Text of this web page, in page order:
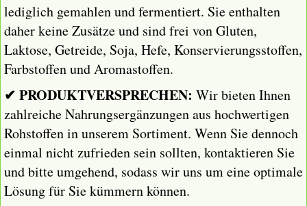
lediglich gemahlen und fermentiert. Sie enthalten
daher keine Zusätze und sind frei von Gluten,
Laktose, Getreide, Soja, Hefe, Konservierungsstoffen,
Farbstoffen und Aromastoffen.
✔ PRODUKTVERSPRECHEN: Wir bieten Ihnen
zahlreiche Nahrungsergänzungen aus hochwertigen
Rohstoffen in unserem Sortiment. Wenn Sie dennoch
einmal nicht zufrieden sein sollten, kontaktieren Sie
und bitte umgehend, sodass wir uns um eine optimale
Lösung für Sie kümmern können.